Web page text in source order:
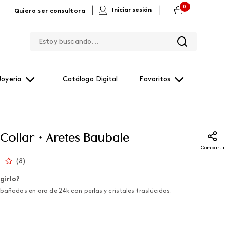
Quiero ser consultora Iniciar sesión
0
Catálogo Digital Favoritos
+ Aretes Baubale
Compartir
(8)
en oro de 24k con perlas y cristales traslúcidos.